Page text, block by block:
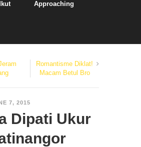
Approaching
Romantisme Diklat!
Macam Betul Bro
7, 2015
Dipati Ukur